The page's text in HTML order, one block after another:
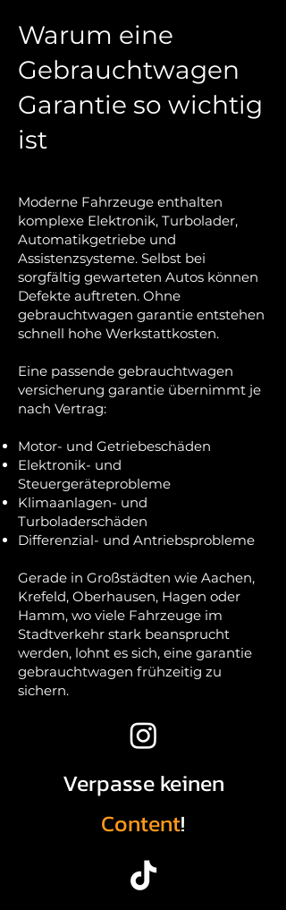
Warum eine
Gebrauchtwagen
Garantie so wichtig
ist
Moderne Fahrzeuge enthalten
komplexe Elektronik, Turbolader,
Automatikgetriebe und
Assistenzsysteme. Selbst bei
sorgfältig gewarteten Autos können
Defekte auftreten. Ohne
gebrauchtwagen garantie entstehen
schnell hohe Werkstattkosten.
Eine passende gebrauchtwagen
versicherung garantie übernimmt je
nach Vertrag:
Motor- und Getriebeschäden
Elektronik- und
Steuergeräteprobleme
Klimaanlagen- und
Turboladerschäden
Differenzial- und Antriebsprobleme
Gerade in Großstädten wie Aachen,
Krefeld, Oberhausen, Hagen oder
Hamm, wo viele Fahrzeuge im
Stadtverkehr stark beansprucht
werden, lohnt es sich, eine garantie
gebrauchtwagen frühzeitig zu
sichern.
Verpasse keinen
Content!